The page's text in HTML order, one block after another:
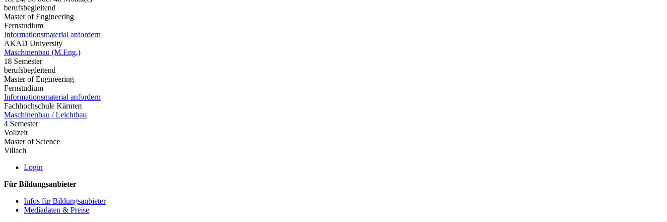
berufsbegleitend
Master of Engineering
Fernstudium
Informationsmaterial anfordern
AKAD University
Maschinenbau (M.Eng.)
18 Semester
berufsbegleitend
Master of Engineering
Fernstudium
Informationsmaterial anfordern
Fachhochschule Kärnten
Maschinenbau / Leichtbau
4 Semester
Vollzeit
Master of Science
Villach
Login
Für Bildungsanbieter
Infos für Bildungsanbieter
Mediadaten & Preise